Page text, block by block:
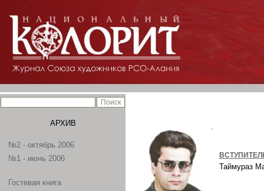
АРХИВ
№2 - октябрь 2006
№1 - июнь 2006
Гостевая книга
Таймураз